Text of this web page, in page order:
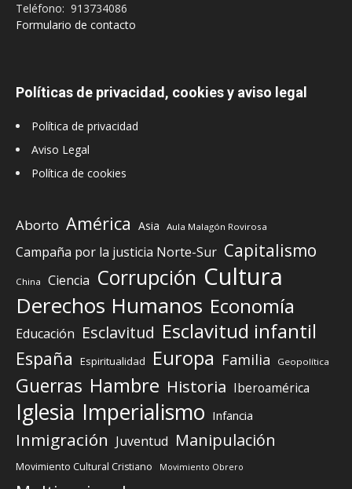
Teléfono: 913734086
Formulario de contacto
Políticas de privacidad, cookies y aviso legal
Política de privacidad
Aviso Legal
Política de cookies
Aborto América Asia Aula Malagón Rovirosa
Campaña por la justicia Norte-Sur Capitalismo
China Ciencia Corrupción Cultura
Derechos Humanos Economía
Educación Esclavitud Esclavitud infantil
España Espiritualidad Europa Familia Geopolítica
Guerras Hambre Historia Iberoamérica
Iglesia Imperialismo Infancia
Inmigración Juventud Manipulación
Movimiento Cultural Cristiano Movimiento Obrero